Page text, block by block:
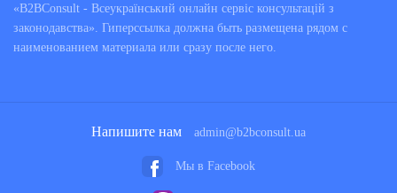
вооружение их знаниями норм
соответствующих кодексов, законов и
нормативных правовых актов, позволяющих
разрешить возникшую проблему;
судебных исков и других процессуальных
Консультанты нашего сервиса – это специалисты в
«B2BConsult - Всеукраїнський онлайн сервіс консультацій з
законодавства». Гиперссылка должна быть размещена рядом с
наименованием материала или сразу после него.
Напишите нам admin@b2bconsult.ua
Мы в Facebook